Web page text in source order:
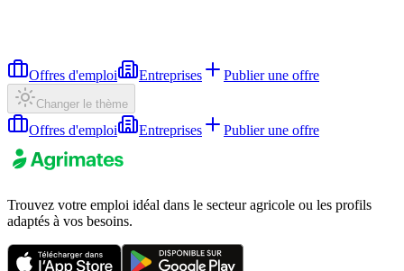
Offres d'emploi Entreprises Publier une offre
Changer le thème
Offres d'emploi Entreprises Publier une offre
Trouvez votre emploi idéal dans le secteur agricole ou les profils
adaptés à vos besoins.